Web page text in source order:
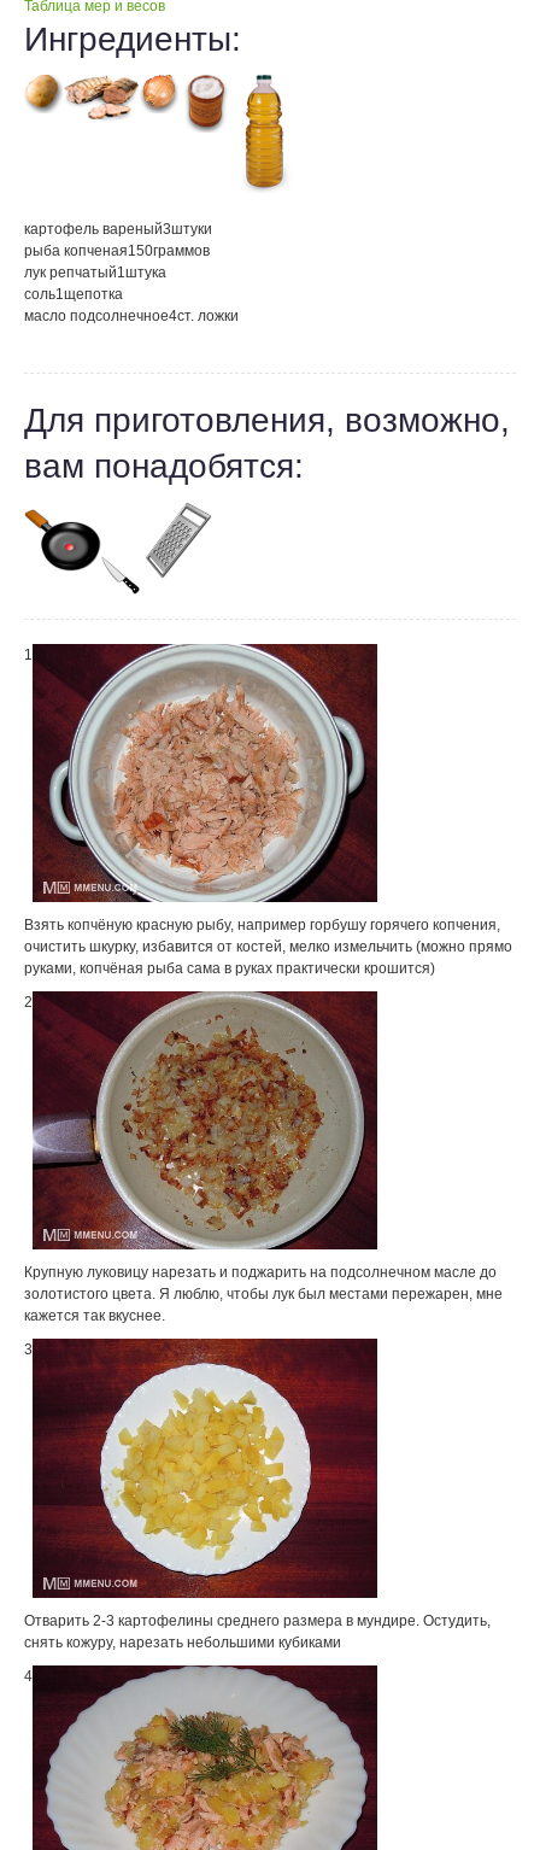
Таблица мер и весов
Ингредиенты:
картофель вареный3штуки
рыба копченая150граммов
лук репчатый1штука
соль1щепотка
масло подсолнечное4ст. ложки
Для приготовления, возможно,
вам понадобятся:
1
Взять копчёную красную рыбу, например горбушу горячего копчения,
очистить шкурку, избавится от костей, мелко измельчить (можно прямо
руками, копчёная рыба сама в руках практически крошится)
2
Крупную луковицу нарезать и поджарить на подсолнечном масле до
золотистого цвета. Я люблю, чтобы лук был местами пережарен, мне
кажется так вкуснее.
3
Отварить 2-3 картофелины среднего размера в мундире. Остудить,
снять кожуру, нарезать небольшими кубиками
4